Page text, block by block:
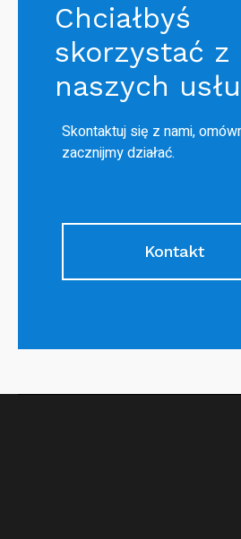
Chciałbyś
skorzystać z
naszych
Skontaktuj się z nami,
zacznijmy działać.
Kontakt